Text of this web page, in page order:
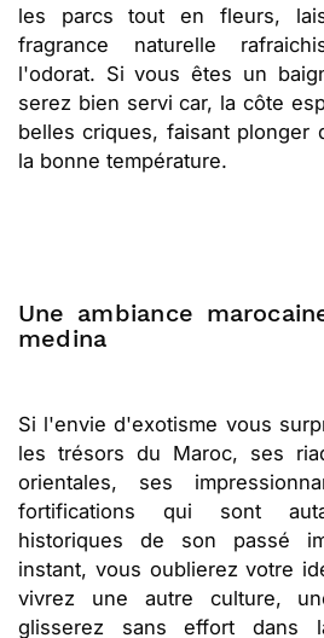
les parcs tout en fleurs,
fragrance naturelle
l'odorat. Si vous êtes un
serez bien servi car, la côte
belles criques, faisant plonger
la bonne température.
Une ambiance
medina
Si l'envie d'exotisme vous
les trésors du Maroc, ses
orientales, ses
fortifications qui sont
historiques de son passé
instant, vous oublierez votre
vivrez une autre culture,
glisserez sans effort dans